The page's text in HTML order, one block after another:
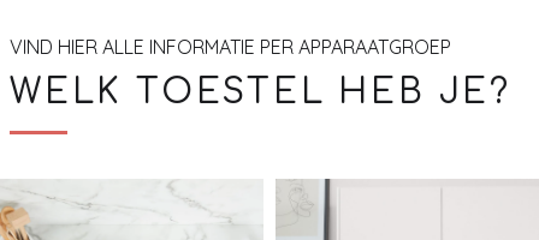
VIND HIER ALLE INFORMATIE PER APPARAATGROEP
WELK TOESTEL HEB JE?